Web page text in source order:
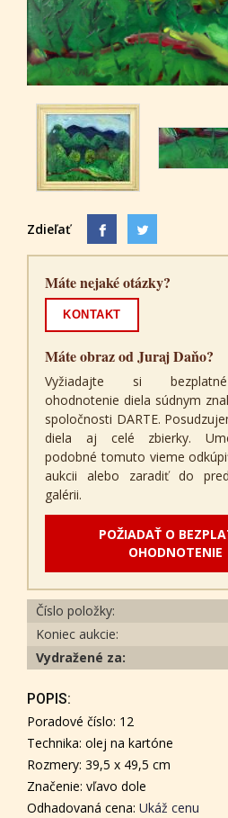
Zdieľať
Máte nejaké otázky?
KONTAKT
Máte obraz od Juraj Daňo?
Vyžiadajte si
ohodnotenie diela súdnym
spoločnosti DARTE.
diela aj celé zbierky.
podobné tomuto vieme
aukcii alebo zaradiť do
galérii.
POŽIADAŤ O
OHODNOTENIE
Číslo položky:
Koniec aukcie:
Vydražené za:
POPIS:
Poradové číslo: 12
Technika: olej na kartóne
Rozmery: 39,5 x 49,5 cm
Značenie: vľavo dole
Odhadovaná cena: Ukáž cenu